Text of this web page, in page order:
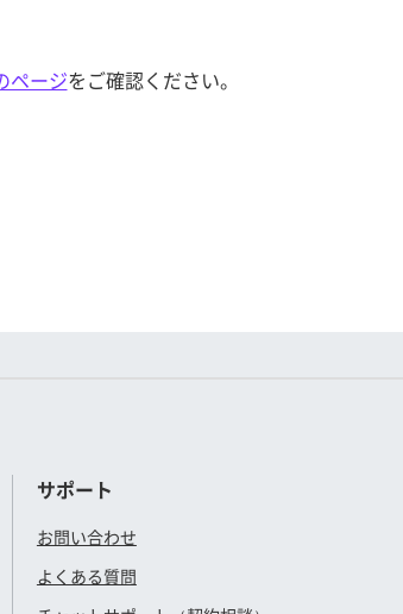
ページをご確認ください。
サポート
お問い合わせ
よくある質問